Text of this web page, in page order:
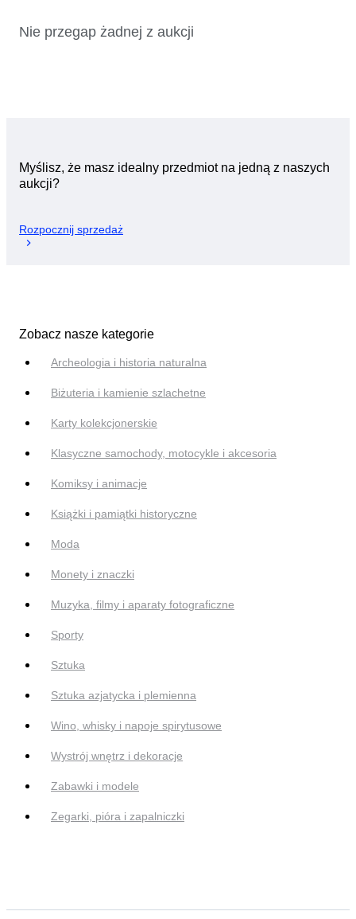
Nie przegap żadnej z aukcji
Myślisz, że masz idealny przedmiot na jedną z naszych
aukcji?
Rozpocznij sprzedaż
Zobacz nasze kategorie
Archeologia i historia naturalna
Biżuteria i kamienie szlachetne
Karty kolekcjonerskie
Klasyczne samochody, motocykle i akcesoria
Komiksy i animacje
Książki i pamiątki historyczne
Moda
Monety i znaczki
Muzyka, filmy i aparaty fotograficzne
Sporty
Sztuka
Sztuka azjatycka i plemienna
Wino, whisky i napoje spirytusowe
Wystrój wnętrz i dekoracje
Zabawki i modele
Zegarki, pióra i zapalniczki